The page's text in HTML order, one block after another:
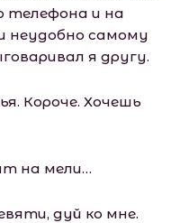
телефона и на
неудобно самому
я другу.
Короче. Хочешь
на мели…
дуй ко мне.